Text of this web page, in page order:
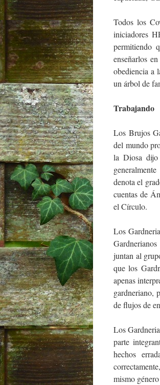
Todos los
iniciadores
permitiendo
enseñarlos
obediencia a
un árbol de
Trabajando
Los Brujos
del mundo
la Diosa dijo
denota el
cuentas de
el Círculo.
Los
juntan al
que los
apenas
gardneriano,
de flujos de
Los
parte
hechos
mismo